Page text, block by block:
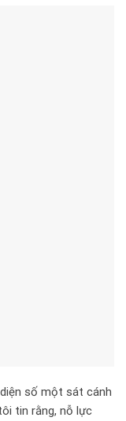
số một sát cánh
tin rằng, nỗ lực